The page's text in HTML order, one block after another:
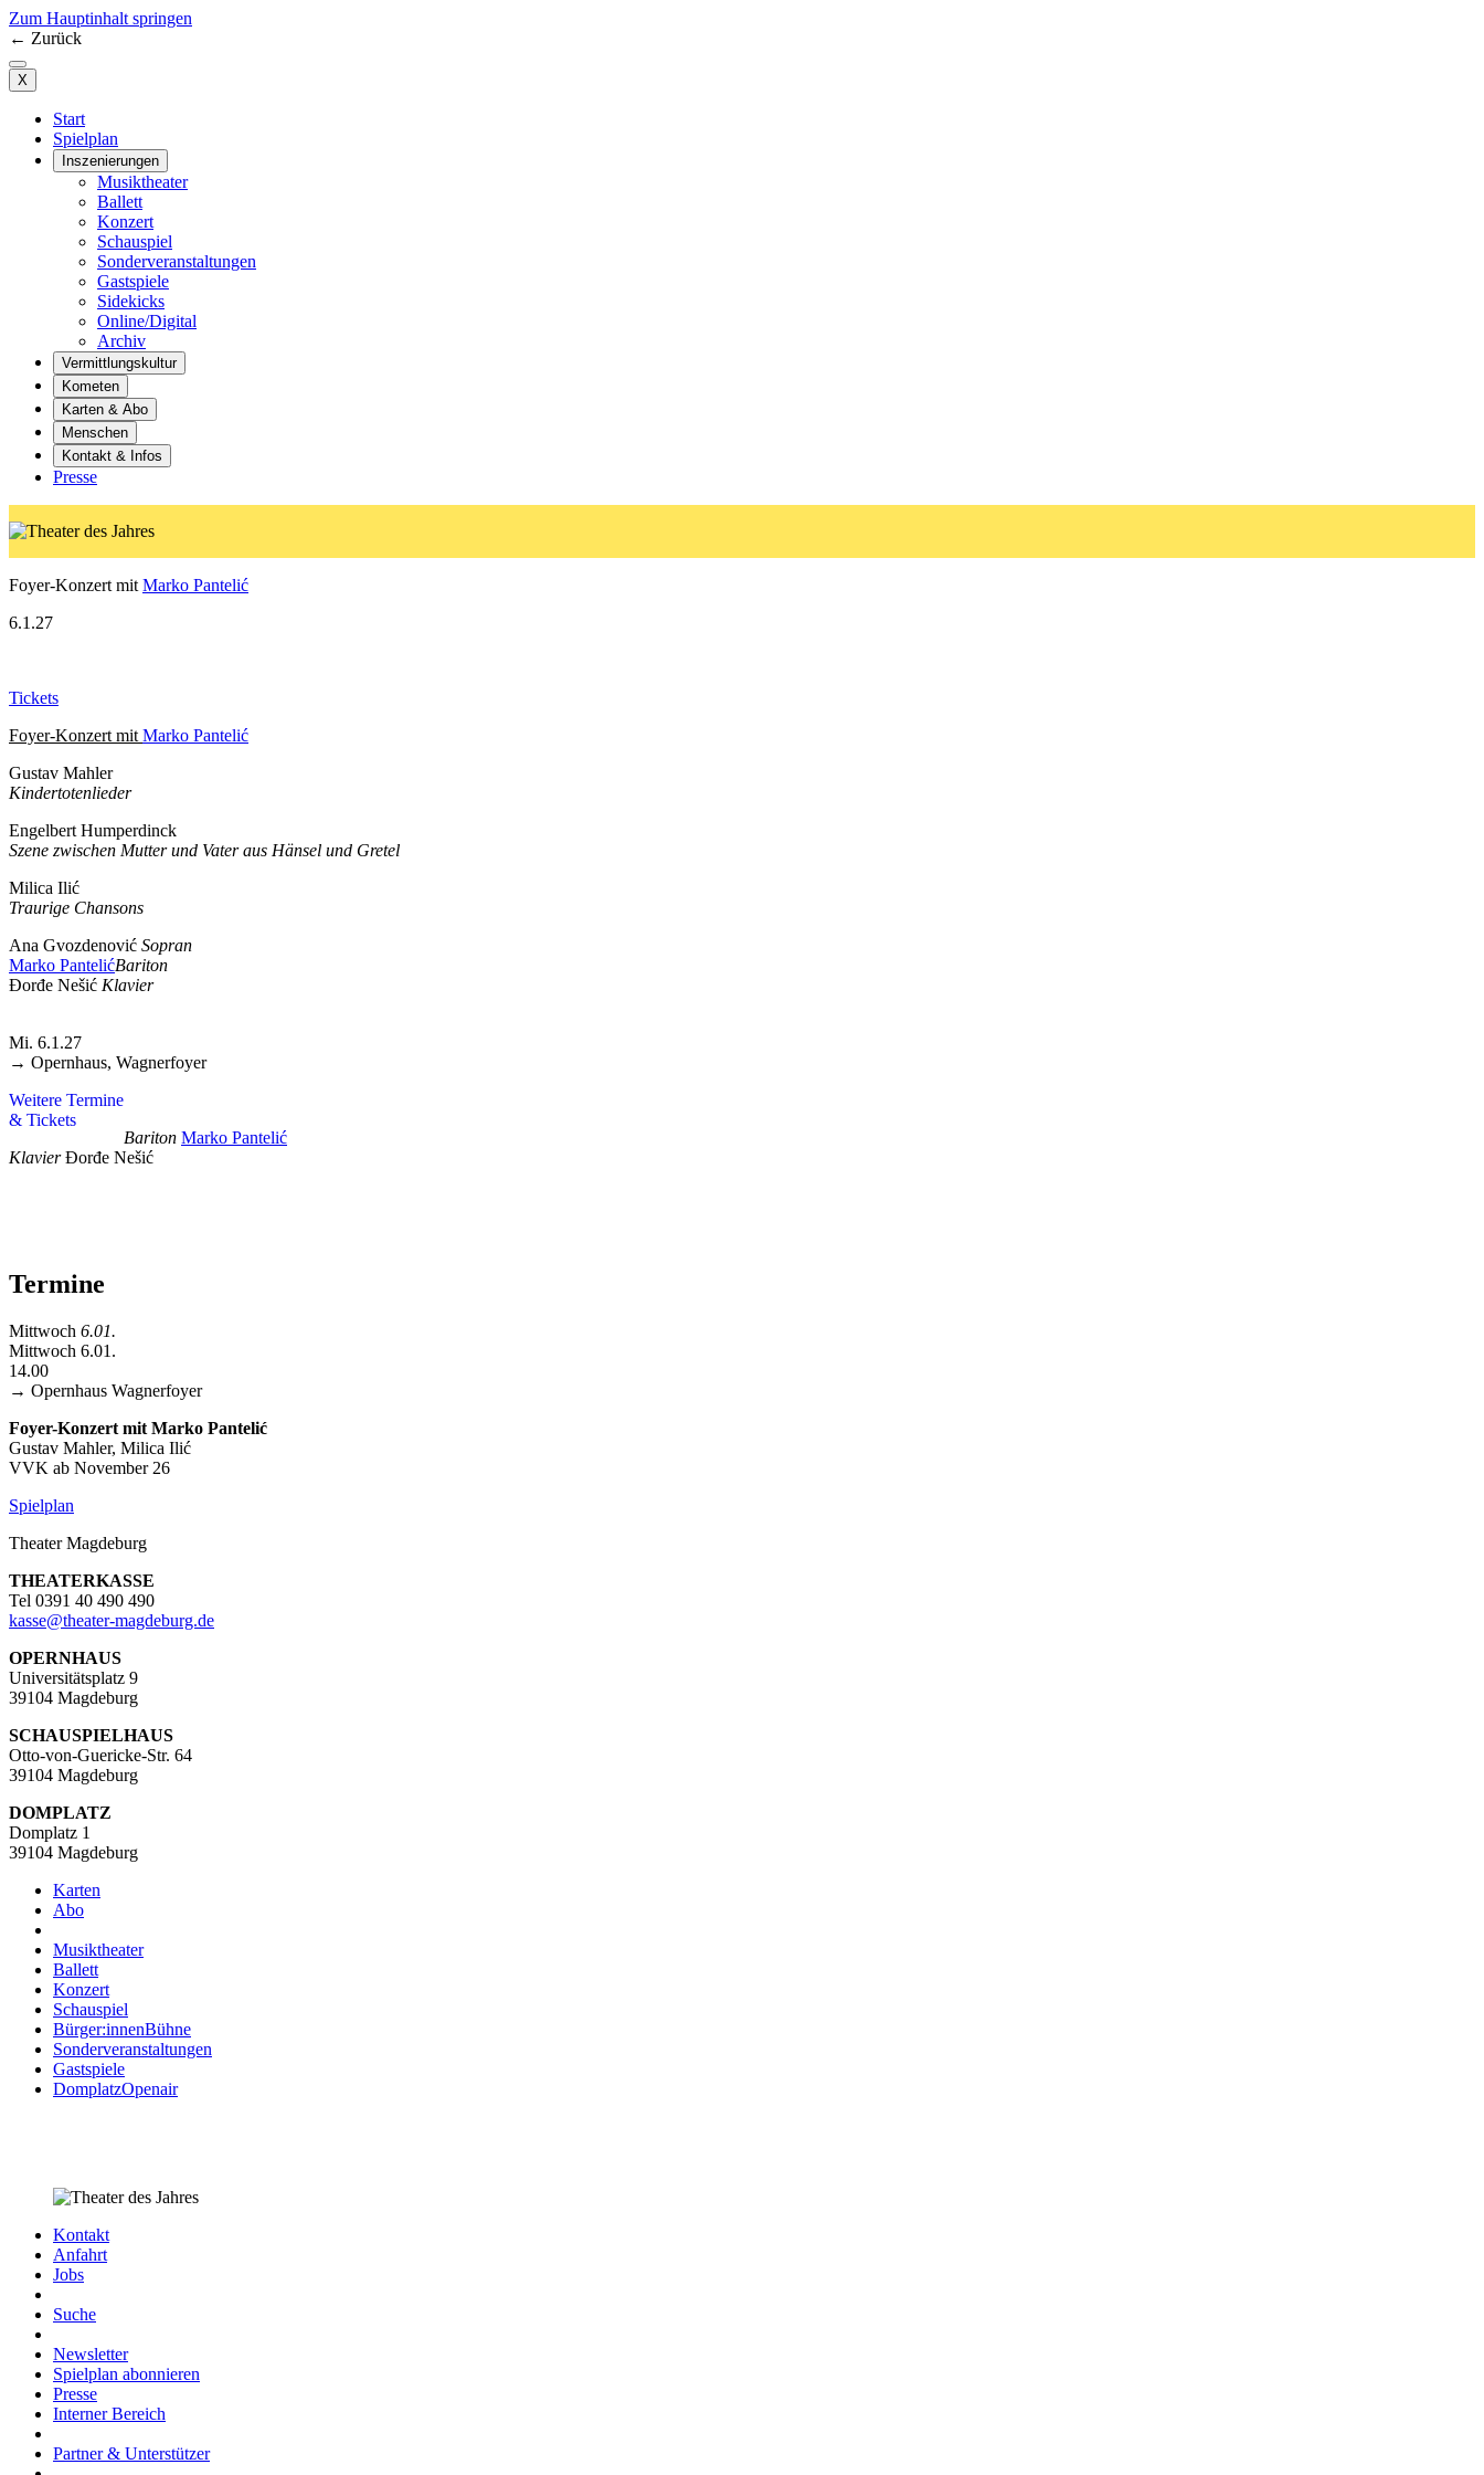
Zum Hauptinhalt springen
← Zurück
X
Start
Spielplan
Inszenierungen
Musiktheater
Ballett
Konzert
Schauspiel
Sonderveranstaltungen
Gastspiele
Sidekicks
Online/Digital
Archiv
Vermittlungskultur
Kometen
Karten & Abo
Menschen
Kontakt & Infos
Presse
Foyer-Konzert mit Marko Pantelić
6.1.27
Tickets
Foyer-Konzert mit Marko Pantelić
Gustav Mahler
Kindertotenlieder
Engelbert Humperdinck
Szene zwischen Mutter und Vater aus Hänsel und Gretel
Milica Ilić
Traurige Chansons
Ana Gvozdenović Sopran
Marko PantelićBariton
Đorđe Nešić Klavier
Mi. 6.1.27
→ Opernhaus, Wagnerfoyer
Weitere Termine
& Tickets
Bariton Marko Pantelić
KlavierĐorđe Nešić
Termine
Mittwoch 6.01.
Mittwoch 6.01.
14.00
→ Opernhaus Wagnerfoyer
Foyer-Konzert mit Marko Pantelić
Gustav Mahler, Milica Ilić
VVK ab November 26
Spielplan
Theater Magdeburg
THEATERKASSE
Tel 0391 40 490 490
kasse@theater-magdeburg.de
OPERNHAUS
Universitätsplatz 9
39104 Magdeburg
SCHAUSPIELHAUS
Otto-von-Guericke-Str. 64
39104 Magdeburg
DOMPLATZ
Domplatz 1
39104 Magdeburg
Karten
Abo
Musiktheater
Ballett
Konzert
Schauspiel
Bürger:innenBühne
Sonderveranstaltungen
Gastspiele
DomplatzOpenair
Kontakt
Anfahrt
Jobs
Suche
Newsletter
Spielplan abonnieren
Presse
Interner Bereich
Partner & Unterstützer